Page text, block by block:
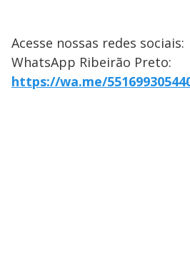
Acesse nossas redes sociais:
WhatsApp Ribeirão Preto:
https://wa.me/